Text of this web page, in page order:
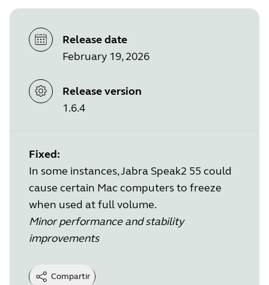
Release date
February 19, 2026
Release version
1.6.4
Fixed:
In some instances, Jabra Speak2 55 could
cause certain Mac computers to freeze
when used at full volume.
Minor performance and stability
improvements
Compartir